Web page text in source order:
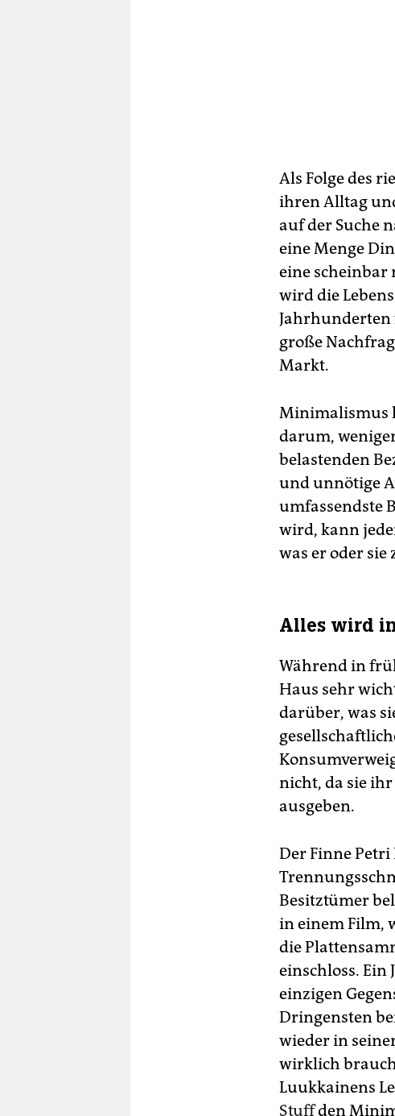
Als Folge des
ihren Alltag
auf der Suche
eine Menge
eine scheinbar
wird die
Jahrhunderten
große
Markt.
Minimalismus
darum,
belastenden
und unnötige
umfassendste
wird, kann
was er oder
Alles wird
Während in
Haus sehr
darüber, was
nicht, da sie
ausgeben.
Der Finne
Besitztümer
in einem Film,
die
einschloss. Ein
einzigen
Dringensten
wieder in
wirklich
Luukkainens
Stuffden